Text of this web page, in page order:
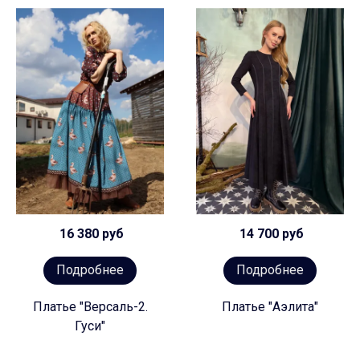
16 380 руб
Подробнее
Платье "Версаль-2.
Гуси"
14 700 руб
Подробнее
Платье "Аэлита"